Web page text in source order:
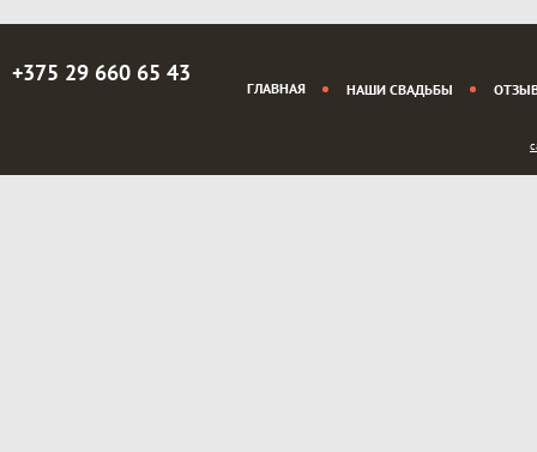
+375 29 660 65 43
ГЛАВНАЯ НАШИ СВАДЬБЫ